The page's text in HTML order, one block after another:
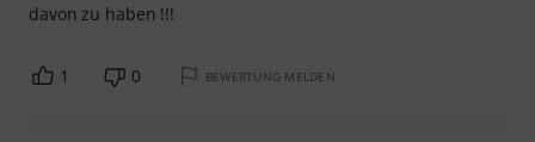
davon zu haben !!!
1 0 BEWERTUNG MELDEN